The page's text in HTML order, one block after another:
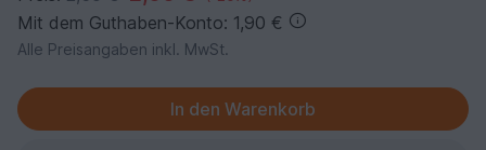
Mit dem Guthaben-Konto: 1,90 €
Alle Preisangaben inkl. MwSt.